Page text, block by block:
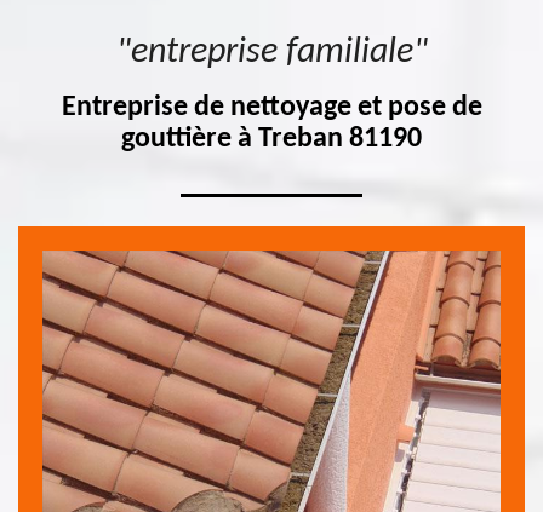
"entreprise familiale"
Entreprise de nettoyage et pose de
gouttière à Treban 81190